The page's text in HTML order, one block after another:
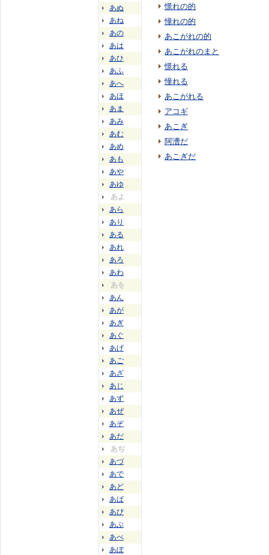
あぬ
あね
あの
あは
あひ
あふ
あへ
あほ
あま
あみ
あむ
あめ
あも
あや
あゆ
あよ
あら
あり
ある
あれ
あろ
あわ
あを
あん
あが
あぎ
あぐ
あげ
あご
あざ
あじ
あず
あぜ
あぞ
あだ
あぢ
あづ
あで
あど
あば
あび
あぶ
あべ
あぼ
憬れの的
憧れの的
あこがれの的
あこがれのまと
憬れる
憧れる
あこがれる
アコギ
あこぎ
阿漕だ
あこぎだ